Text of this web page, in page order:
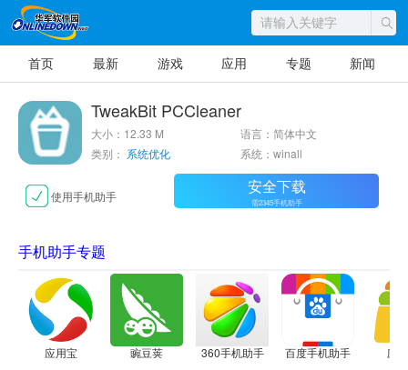
首页 最新 游戏 应用 专题 新闻
TweakBit PCCleaner
大小：12.33 M
语言：简体中文
类别： 系统优化 系统：winall
使用手机助手 安全下载
需2345手机助手
手机助手专题
应用宝 豌豆荚 360手机助手 百度手机助手 应